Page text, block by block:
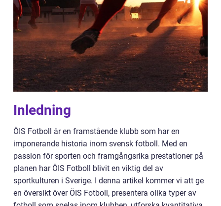
Inledning
ÖIS Fotboll är en framstående klubb som har en
imponerande historia inom svensk fotboll. Med en
passion för sporten och framgångsrika prestationer på
planen har ÖIS Fotboll blivit en viktig del av
sportkulturen i Sverige. I denna artikel kommer vi att ge
en översikt över ÖIS Fotboll, presentera olika typer av